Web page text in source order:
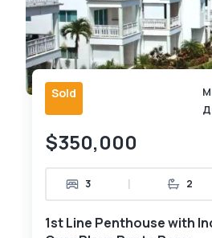
Sold
$350,000
3 | 2
1st Line Penthouse with